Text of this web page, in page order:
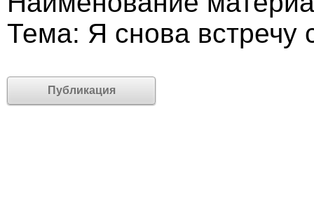
Тема: Я снова встречу
Публикация